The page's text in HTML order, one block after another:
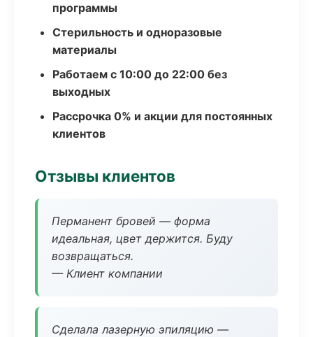
программы
Стерильность и одноразовые
материалы
Работаем с 10:00 до 22:00 без
выходных
Рассрочка 0% и акции для постоянных
клиентов
Отзывы клиентов
Перманент бровей — форма
идеальная, цвет держится. Буду
возвращаться.
— Клиент компании
Сделала лазерную эпиляцию —